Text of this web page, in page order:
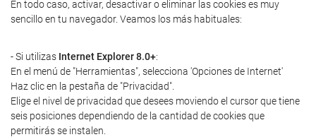
En todo caso, activar, desactivar o eliminar las cookies es muy
sencillo en tu navegador. Veamos los más habituales:
- Si utilizas Internet Explorer 8.0+:
En el menú de "Herramientas", selecciona 'Opciones de Internet'
Haz clic en la pestaña de "Privacidad".
Elige el nivel de privacidad que desees moviendo el cursor que tiene
seis posiciones dependiendo de la cantidad de cookies que
permitirás se instalen.